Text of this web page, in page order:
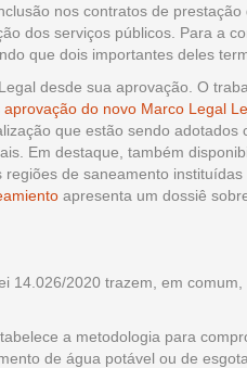
nos contratos de
dos serviços públicos. Para a
que dois importantes deles
desde sua aprovação. O
do novo Marco Legal
que estão sendo adotados
Em destaque, também
de saneamento
apresenta um dossiê
14.026/2020 trazem, em
a metodologia para
de água potável ou de